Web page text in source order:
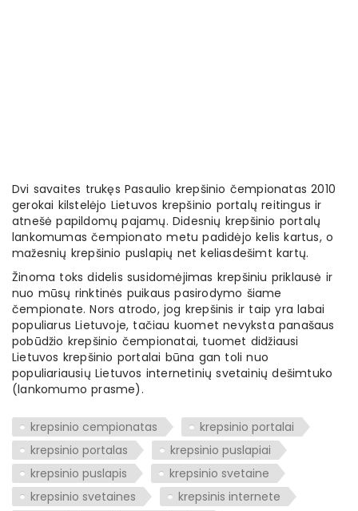
Dvi savaites trukęs Pasaulio krepšinio čempionatas 2010
gerokai kilstelėjo Lietuvos krepšinio portalų reitingus ir
atnešė papildomų pajamų. Didesnių krepšinio portalų
lankomumas čempionato metu padidėjo kelis kartus, o
mažesnių krepšinio puslapių net keliasdešimt kartų.
Žinoma toks didelis susidomėjimas krepšiniu priklausė ir
nuo mūsų rinktinės puikaus pasirodymo šiame
čempionate. Nors atrodo, jog krepšinis ir taip yra labai
populiarus Lietuvoje, tačiau kuomet nevyksta panašaus
pobūdžio krepšinio čempionatai, tuomet didžiausi
Lietuvos krepšinio portalai būna gan toli nuo
populiariausių Lietuvos internetinių svetainių dešimtuko
(lankomumo prasme).
krepsinio cempionatas
krepsinio portalai
krepsinio portalas
krepsinio puslapiai
krepsinio puslapis
krepsinio svetaine
krepsinio svetaines
krepsinis internete